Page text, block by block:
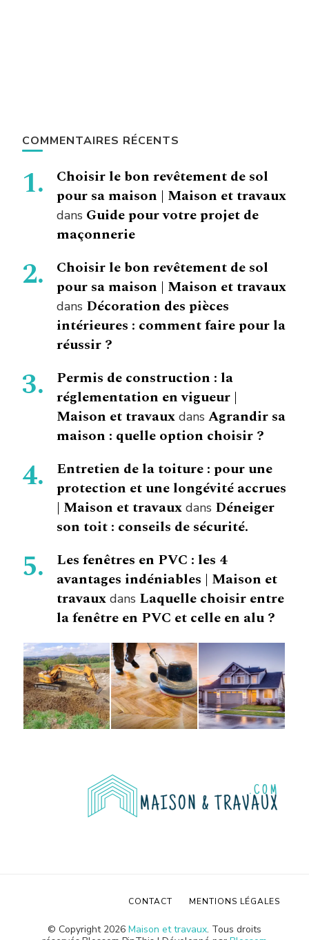
COMMENTAIRES RÉCENTS
Choisir le bon revêtement de sol
pour sa maison | Maison et travaux
dans Guide pour votre projet de
maçonnerie
Choisir le bon revêtement de sol
pour sa maison | Maison et travaux
dans Décoration des pièces
intérieures : comment faire pour la
réussir ?
Permis de construction : la
réglementation en vigueur |
Maison et travaux dans Agrandir sa
maison : quelle option choisir ?
Entretien de la toiture : pour une
protection et une longévité accrues
| Maison et travaux dans Déneiger
son toit : conseils de sécurité.
Les fenêtres en PVC : les 4
avantages indéniables | Maison et
travaux dans Laquelle choisir entre
la fenêtre en PVC et celle en alu ?
© Copyright 2026 Maison et travaux. Tous droits
CONTACT MENTIONS LÉGALES